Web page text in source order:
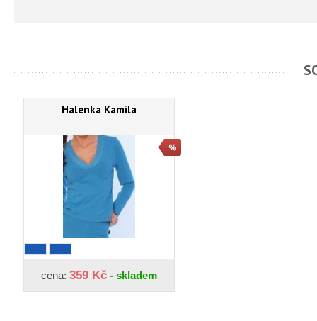
Halenka Kamila
cena: 359 Kč - skladem